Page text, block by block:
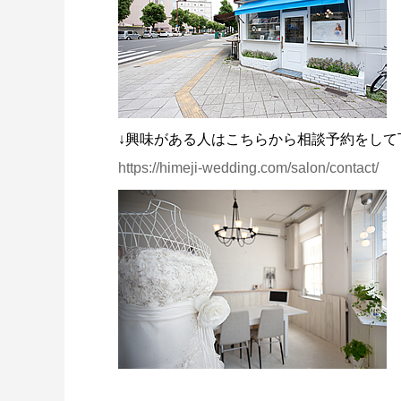
↓興味がある人はこちらから相談予約をして
https://himeji-wedding.com/salon/contact/